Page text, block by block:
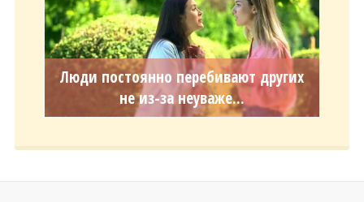
Люди постоянно перебивают других
не из-за неуваже...